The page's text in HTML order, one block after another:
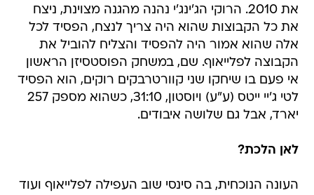
את 2010. הרוקי הג'ינג'י נהנה מהגנה מצוינת, ניצח
את כל הקבוצות שהוא היה צריך לנצח, הפסיד לכל
אלה שהוא אמור היה להפסיד והצליח להוביל את
הקבוצה לפלייאוף. שם, במשחק הפוסטסיזן הראשון
אי פעם בו שיחקו שני קוורטרבקים רוקים, הוא הפסיד
לטי ג'יי ייטס (ע"ע) ויוסטון, 31:10, כשהוא מספק 257
יארד, אבל גם שלושה איבודים.
לאן הלכת?
העונה הנוכחית, בה סינסי שוב העפילה לפלייאוף ועוד